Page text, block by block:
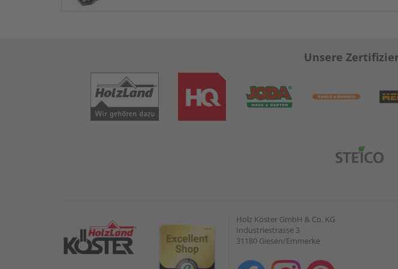
Unsere
Holz Köster GmbH & Co. KG
Industriestrasse 3
31180 Giesen/Emmerke